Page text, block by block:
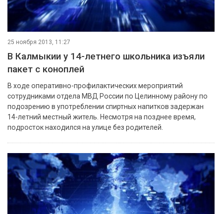
25 ноября 2013, 11:27
В Калмыкии у 14-летнего школьника изъяли
пакет с коноплей
В ходе оперативно-профилактических мероприятий
сотрудниками отдела МВД России по Целинному району по
подозрению в употреблении спиртных напитков задержан
14-летний местный житель. Несмотря на позднее время,
подросток находился на улице без родителей.